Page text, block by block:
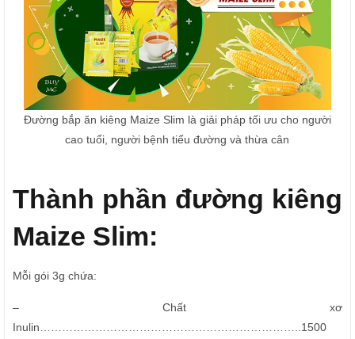
Đường bắp ăn kiêng Maize Slim là giải pháp tối ưu cho người
cao tuổi, người bệnh tiểu đường và thừa cân
Thành phần đường kiêng
Maize Slim:
Mỗi gói 3g chứa:
– Chất xơ
Inulin……………………………………………………………..1500